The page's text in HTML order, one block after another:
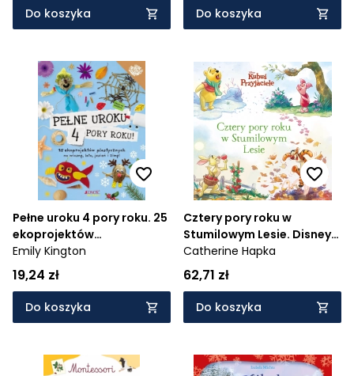
Do koszyka Do koszyka
Pełne uroku 4 pory roku. 25
ekoprojektów
plastycznych na wiosnę,
lato, jesień i zimę!
Emily Kington
19,24 zł
Do koszyka
Cztery pory roku w
Stumilowym Lesie. Disney
Kubuś i Przyjaciele
Catherine Hapka
62,71 zł
Do koszyka